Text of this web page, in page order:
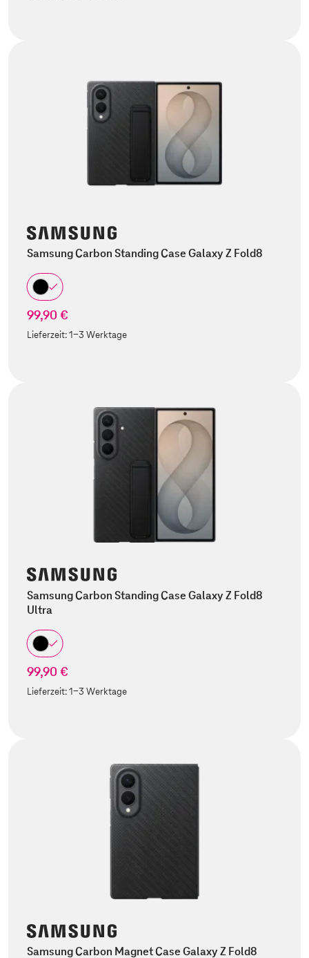
Samsung Carbon Standing Case Galaxy Z Fold8
99,90 €
Lieferzeit:1-3 Werktage
Samsung Carbon Standing Case Galaxy Z Fold8
Ultra
99,90 €
Lieferzeit:1-3 Werktage
Samsung Carbon Magnet Case Galaxy Z Fold8